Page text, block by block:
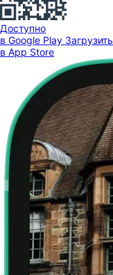
Доступно
в Google Play Загрузить
в App Store